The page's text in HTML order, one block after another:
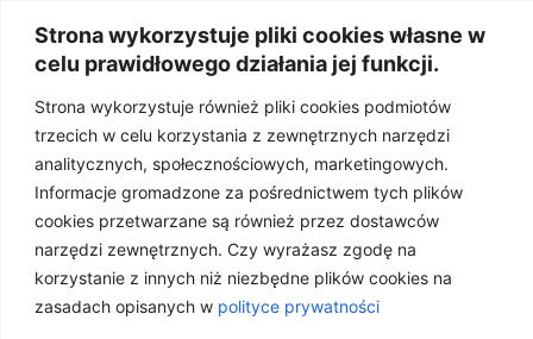
Strona wykorzystuje pliki cookies własne w
celu prawidłowego działania jej funkcji.
Strona wykorzystuje również pliki cookies podmiotów
trzecich w celu korzystania z zewnętrznych narzędzi
analitycznych, społecznościowych, marketingowych.
Informacje gromadzone za pośrednictwem tych plików
cookies przetwarzane są również przez dostawców
narzędzi zewnętrznych. Czy wyrażasz zgodę na
korzystanie z innych niż niezbędne plików cookies na
zasadach opisanych w polityce prywatności